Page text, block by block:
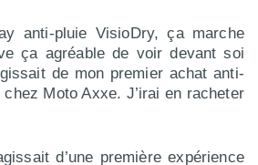
anti-pluie VisioDry, ça marche
ça agréable de voir devant soi
de mon premier achat anti-
chez Moto Axxe. J’irai en racheter
d’une première expérience